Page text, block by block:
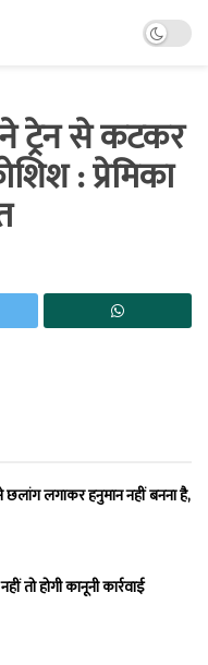
ट्रेन से कटकर
: प्रेमिका
लगाकर हनुमान नहीं बनना है,
तो होगी कानूनी कार्रवाई